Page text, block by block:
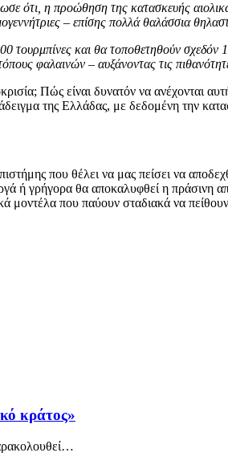
ότι, η προώθηση της κατασκευής
– επίσης πολλά θαλάσσια
και θα τοποθετηθούν
φαλαινών – αυξάνοντας τις
Πώς είναι δυνατόν να ανέχονται
της Ελλάδας, με δεδομένη την
που θέλει να μας πείσει να
ή γρήγορα θα αποκαλυφθεί η πράσινη
μοντέλα που παύουν σταδιακά να
κράτος»